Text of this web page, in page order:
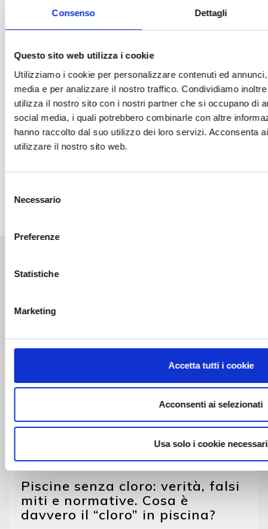
Consenso Dettagli
Questo sito web utilizza i cookie
Utilizziamo i cookie per personalizzare contenuti ed
media e per analizzare il nostro traffico. Condividiamo
utilizza il nostro sito con i nostri partner che si occupano di
social media, i quali potrebbero combinarle con altre
hanno raccolto dal suo utilizzo dei loro servizi. Acconsenta
utilizzare il nostro sito web.
delNecessario
Preferenze
Statistiche
Marketing
Accetta tutti i cookie
Acconsenti ai selezionati
Usa solo i cookie necessari
VIENI A TROVARCI
TEKNOSIN ACQUA SISTEMI
Via Alessandro Volta , 35
Viterbo (VT)
Tel+39 0761 283810
NEWS
Piscine senza cloro: verità, falsi
miti e normative. Cosa è
davvero il “cloro” in piscina?